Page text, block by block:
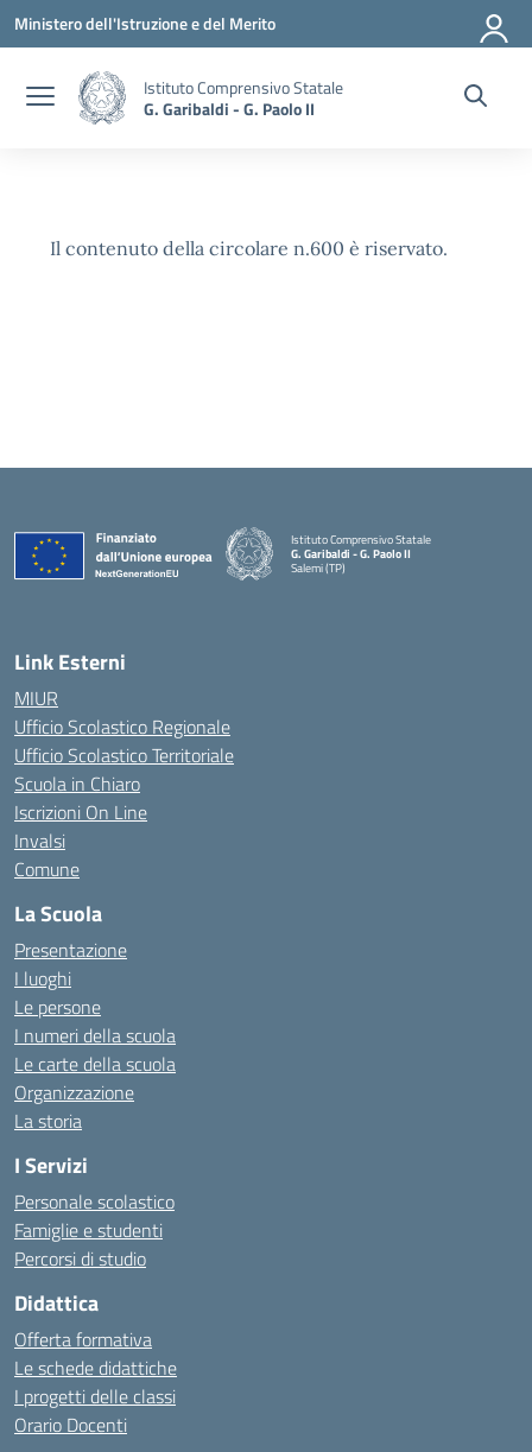
Vai ai contenuti
Vai al menu di navigazione
Vai al footer
Ministero dell'Istruzione e del Merito
Istituto Comprensivo Statale
G. Garibaldi - G. Paolo II
Il contenuto della circolare n.600 è riservato.
Istituto Comprensivo Statale
G. Garibaldi - G. Paolo II
Salemi (TP)
Link Esterni
MIUR
Ufficio Scolastico Regionale
Ufficio Scolastico Territoriale
Scuola in Chiaro
Iscrizioni On Line
Invalsi
Comune
La Scuola
Presentazione
I luoghi
Le persone
I numeri della scuola
Le carte della scuola
Organizzazione
La storia
I Servizi
Personale scolastico
Famiglie e studenti
Percorsi di studio
Didattica
Offerta formativa
Le schede didattiche
I progetti delle classi
Orario Docenti